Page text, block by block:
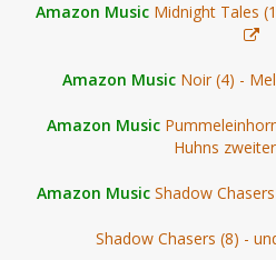
Amazon Music Midnight Tales
Amazon Music Noir (4) -
Amazon Music
Huhns
Amazon Music Shadow
Shadow Chasers (8) -